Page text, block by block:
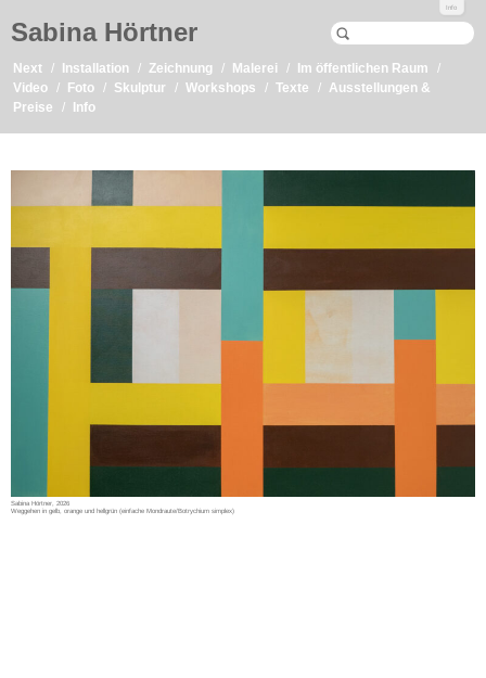
Sabina Hörtner
Info
Next Installation Zeichnung Malerei
Im öffentlichen Raum
Video
Foto Skulptur Workshops Texte
Ausstellungen &
Preise
Info
Sabina Hörtner, 2026
Weggehen in gelb, orange und hellgrün (einfache Mondraute/Botrychium simplex)